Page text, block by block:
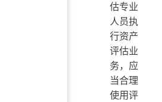
估专业
人员执
行资产
评估业
务，应
当合理
使用评